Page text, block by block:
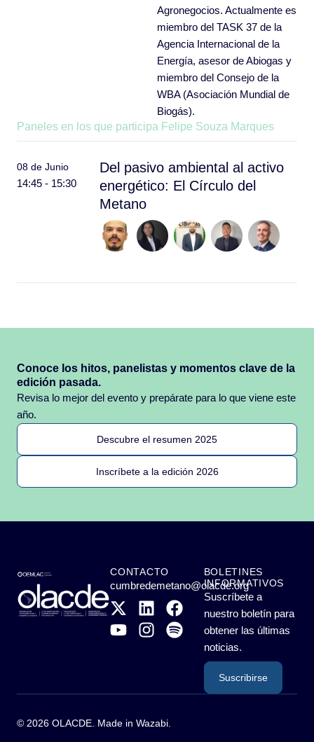
Agronegocios. Actualmente es
miembro del TASK 37 de la
Agencia Internacional de la
Energía, asesor de Abiogas y
miembro del Consejo de la
WBA (Asociación Mundial de
Biogás).
Paneles en los que participa Felipe Souza Marques
08 de Junio
14:45 - 15:30
Del pasivo ambiental al activo
energético: El Círculo del
Metano
Conoce los hitos, panelistas y momentos clave de la
edición pasada.
Revisa lo mejor del evento y prepárate para lo que viene este
año.
Descubre el resumen 2025
Inscríbete a la edición 2026
CONTACTO
cumbredemetano@olacde.org
BOLETINES
INFORMATIVOS
Suscríbete a
nuestro boletín para
obtener las últimas
noticias.
Suscribirse
© 2026 OLACDE. Made in Wazabi